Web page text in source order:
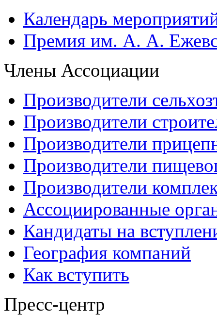
Календарь
Премия им. А. А.
Члены Ассоциации
Производители
Производители
Производители
Производители
Производители
Ассоциированные
Кандидаты на
География компаний
Как вступить
Пресс-центр